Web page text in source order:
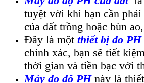
tuyệt vời khi bạn cần
của đất trồng hoặc bùn
Đây là một thiết bị đo PH
chính xác, bạn sẽ tiết
thời gian và tiền bạc với
Máy đo độ PHnày là